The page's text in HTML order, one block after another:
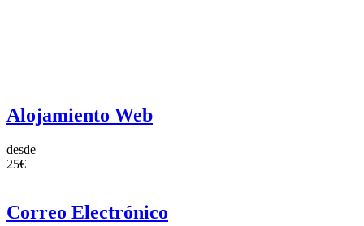
Alojamiento Web
desde
25€
Correo Electrónico